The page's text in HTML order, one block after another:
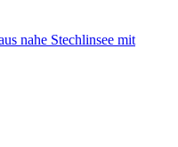
nahe Stechlinsee mit